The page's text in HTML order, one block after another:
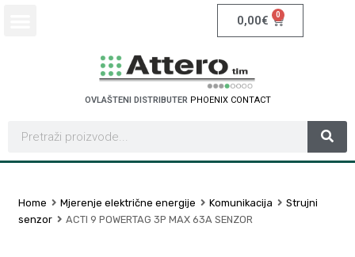
0,00€ 0
OVLAŠTENI DISTRIBUTER PHOENIX CONTACT
Home Mjerenje električne energije Komunikacija
Strujni
senzor
ACTI 9 POWERTAG 3P MAX 63A SENZOR